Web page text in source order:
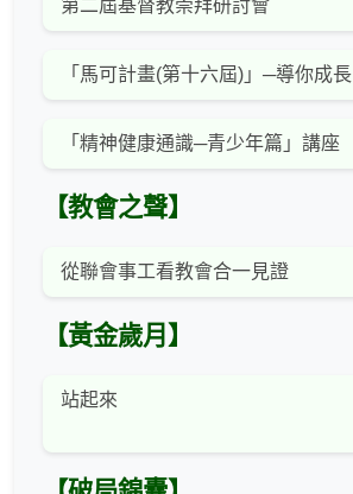
第二屆基督教崇拜研討會
「馬可計畫(第十六屆)」─導你成長
「精神健康通識─青少年篇」講座
【教會之聲】
從聯會事工看教會合一見證
【黃金歲月】
站起來